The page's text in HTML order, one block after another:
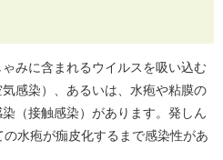
みに含まれるウイルスを吸い込む
感染）、あるいは、水疱や粘膜の
（接触感染）があります。発しん
水疱が痂皮化するまで感染性があ